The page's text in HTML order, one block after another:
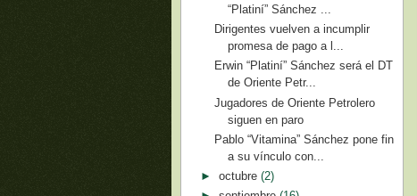
“Platiní” Sánchez ...
Dirigentes vuelven a incumplir
promesa de pago a l...
Erwin “Platiní” Sánchez será el DT
de Oriente Petr...
Jugadores de Oriente Petrolero
siguen en paro
Pablo “Vitamina” Sánchez pone fin
a su vínculo con...
► octubre (2)